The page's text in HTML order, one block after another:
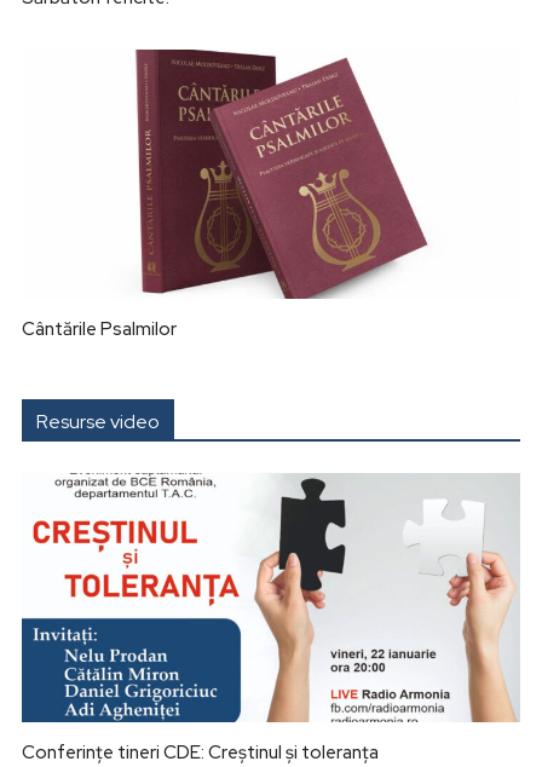
Cântările Psalmilor
Resurse video
Conferințe tineri CDE: Creștinul și toleranța